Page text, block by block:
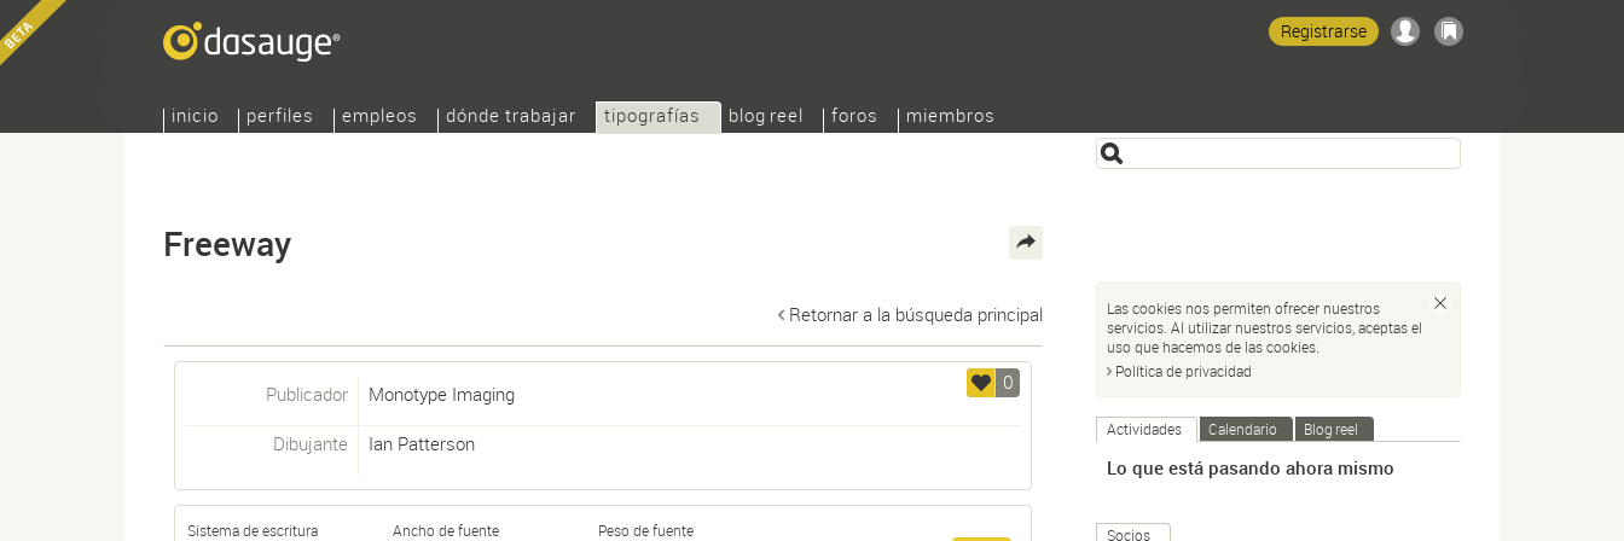
inicio perfiles empleos dónde trabajar tipografías blog reel foros miembros
Registrarse
Freeway
Retornar a la búsqueda principal
0
Publicador Monotype Imaging
Dibujante Ian Patterson
Sistema de escritura Ancho de fuente Peso de fuente
Las cookies nos permiten ofrecer nuestros
servicios. Al utilizar nuestros servicios, aceptas el
uso que hacemos de las cookies.
Política de privacidad
Actividades Calendario Blog reel
Lo que está pasando ahora mismo
Socios